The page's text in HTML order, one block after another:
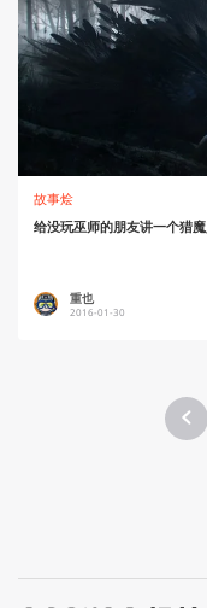
故事烩
给没玩巫师的朋友讲一个猎
重也
2016-01-30